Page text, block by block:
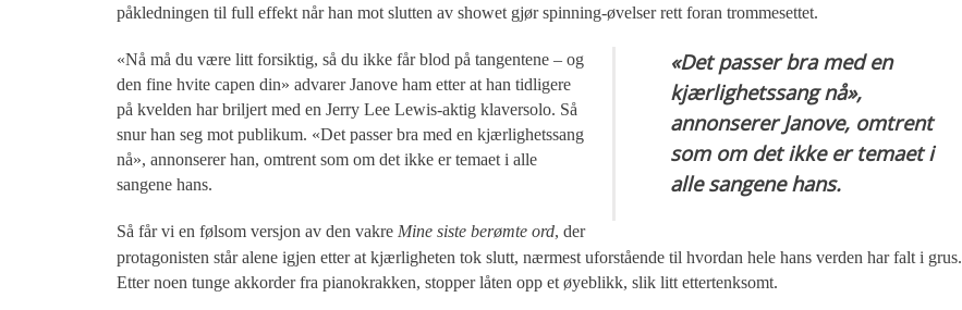
påkledningen til full effekt når han mot slutten av showet gjør spinning-øvelser rett foran trommesettet.
«Det passer bra med en
kjærlighetssang nå»,
annonserer Janove, omtrent
som om det ikke er temaet i
alle sangene hans.
«Nå må du være litt forsiktig, så du ikke får blod på tangentene – og
den fine hvite capen din» advarer Janove ham etter at han tidligere
på kvelden har briljert med en Jerry Lee Lewis-aktig klaversolo. Så
snur han seg mot publikum. «Det passer bra med en kjærlighetssang
nå», annonserer han, omtrent som om det ikke er temaet i alle
sangene hans.
Så får vi en følsom versjon av den vakre Mine siste berømte ord, der
protagonisten står alene igjen etter at kjærligheten tok slutt, nærmest uforstående til hvordan hele hans verden har falt i grus.
Etter noen tunge akkorder fra pianokrakken, stopper låten opp et øyeblikk, slik litt ettertenksomt.